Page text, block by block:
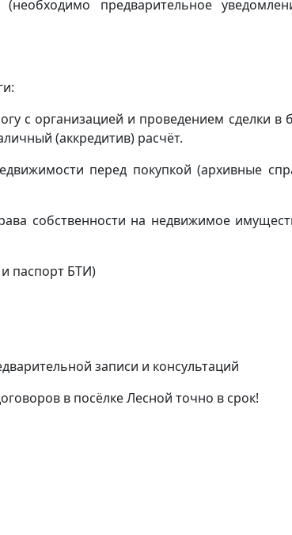
(необходимо предварительное
с организацией и проведением сделки в
(аккредитив) расчёт.
перед покупкой (архивные
собственности на недвижимое
паспорт БТИ)
записи и консультаций
в посёлке Лесной точно в срок!